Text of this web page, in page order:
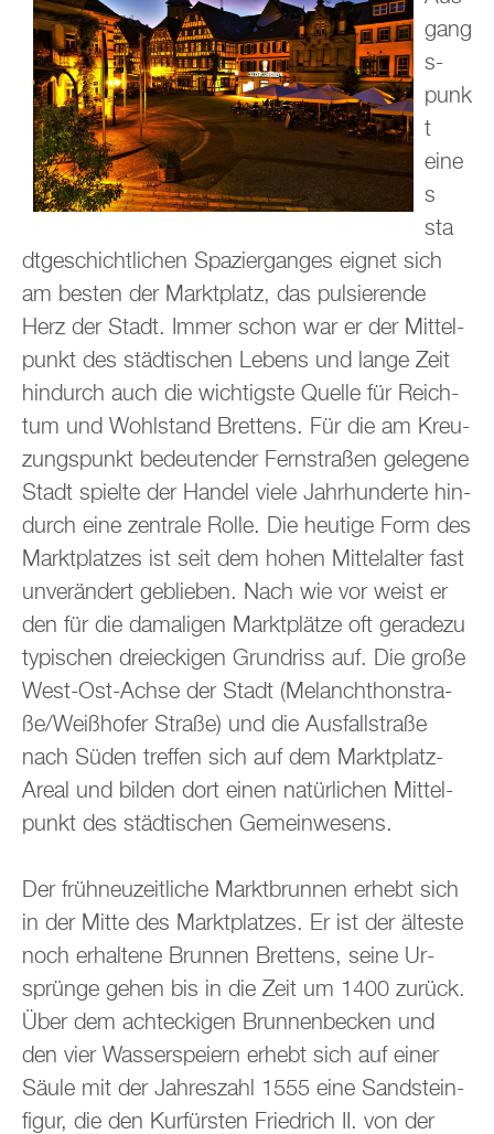
gang
s­
punk
t
eine
s
sta
dt­ge­schicht­li­chen Spa­zier­gan­ges eig­net sich
am bes­ten der Markt­platz, das pul­sie­ren­de
Herz der Stadt. Immer schon war er der Mit­tel­
punkt des städ­ti­schen Le­bens und lange Zeit
hin­durch auch die wich­tigs­te Quel­le für Reich­
tum und Wohl­stand Brettens. Für die am Kreu­
zungs­punkt be­deu­ten­der Fern­stra­ßen ge­le­ge­ne
Stadt spiel­te der Han­del viele Jahr­hun­der­te hin­
durch eine zen­tra­le Rolle. Die heu­ti­ge Form des
Markt­plat­zes ist seit dem hohen Mit­tel­al­ter fast
un­ver­än­dert ge­blie­ben. Nach wie vor weist er
den für die da­ma­li­gen Markt­plät­ze oft ge­ra­de­zu
ty­pi­schen drei­ecki­gen Grund­riss auf. Die große
West-Ost-Achse der Stadt (Me­lan­chthon­stra­
ße/Wei­ßho­fer Stra­ße) und die Aus­fall­stra­ße
nach Süden tref­fen sich auf dem Markt­platz-
Areal und bil­den dort einen na­tür­li­chen Mit­tel­
punkt des städ­ti­schen Ge­mein­we­sens.
Der früh­neu­zeit­li­che Markt­brun­nen er­hebt sich
in der Mitte des Markt­plat­zes. Er ist der äl­tes­te
noch er­hal­te­ne Brun­nen Brettens, seine Ur­
sprün­ge gehen bis in die Zeit um 1400 zu­rück.
Über dem acht­ecki­gen Brun­nen­be­cken und
den vier Was­ser­spei­ern er­hebt sich auf einer
Säule mit der Jah­res­zahl 1555 eine Sand­stein­
fi­gur, die den Kur­fürs­ten Fried­rich II. von der